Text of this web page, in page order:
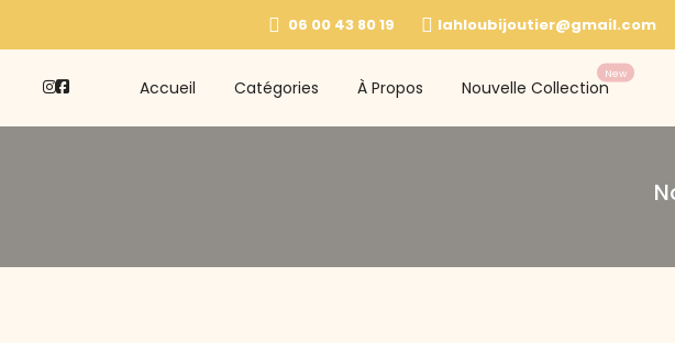
06 00 43 80 19 lahloubijoutier@gmail.com
Accueil Catégories À Propos Nouvelle Collection
New